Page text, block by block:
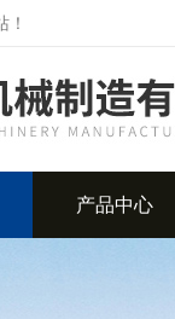
产品中心